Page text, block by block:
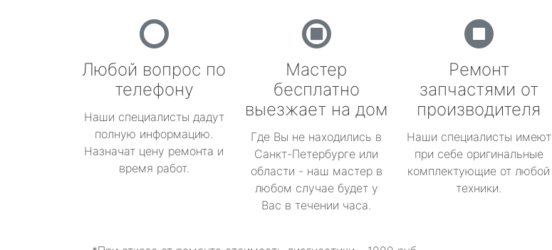
Любой вопрос по
телефону
Наши специалисты дадут
полную информацию.
Назначат цену ремонта и
время работ.
Мастер
бесплатно
выезжает на дом
Где Вы не находились в
Санкт-Петербурге или
области - наш мастер в
любом случае будет у
Вас в течении часа.
Ремонт
запчастями от
производителя
Наши специалисты имеют
при себе оригинальные
комплектующие от любой
техники.